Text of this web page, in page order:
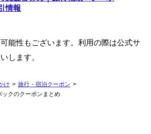
情報
能性もございます。利用の際は公式サ
します。
け > 旅行・宿泊クーポン >
ックのクーポンまとめ